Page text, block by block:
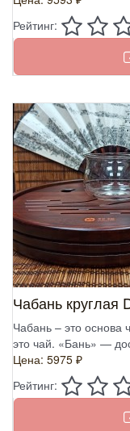
Рейтинг:
Чабань круглая
Чабань – это
это чай. «Бань» —
Цена: 5975 ₽
Рейтинг: